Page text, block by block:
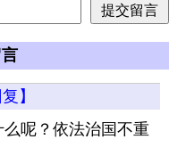
】
呢？依法治国不重